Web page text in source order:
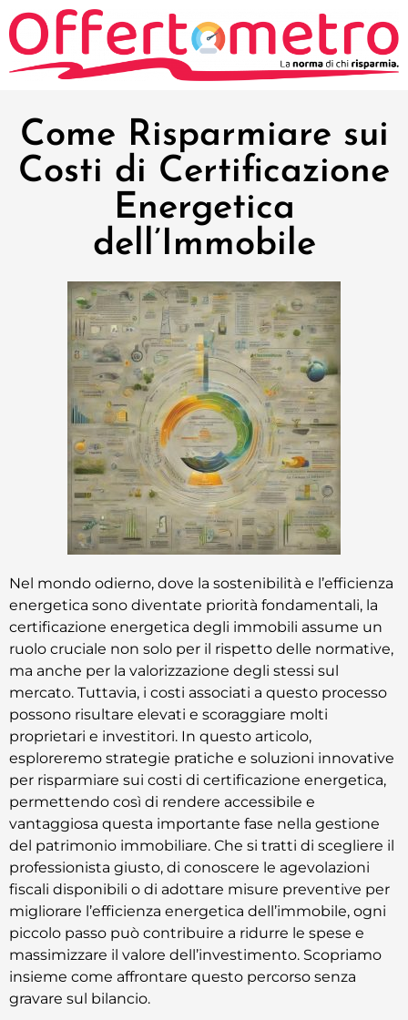
Come Risparmiare sui
Costi di Certificazione
Energetica
dell’Immobile
Nel mondo odierno, dove la sostenibilità e l’efficienza
energetica sono diventate priorità fondamentali, la
certificazione energetica degli immobili assume un
ruolo cruciale non solo per il rispetto delle normative,
ma anche per la valorizzazione degli stessi sul
mercato. Tuttavia, i costi associati a questo processo
possono risultare elevati e scoraggiare molti
proprietari e investitori. In questo articolo,
esploreremo strategie pratiche e soluzioni innovative
per risparmiare sui costi di certificazione energetica,
permettendo così di rendere accessibile e
vantaggiosa questa importante fase nella gestione
del patrimonio immobiliare. Che si tratti di scegliere il
professionista giusto, di conoscere le agevolazioni
fiscali disponibili o di adottare misure preventive per
migliorare l’efficienza energetica dell’immobile, ogni
piccolo passo può contribuire a ridurre le spese e
massimizzare il valore dell’investimento. Scopriamo
insieme come affrontare questo percorso senza
gravare sul bilancio.